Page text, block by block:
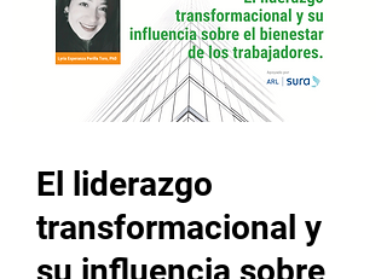
El liderazgo
transformacional y